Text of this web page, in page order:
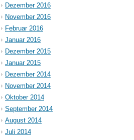
Dezember 2016
November 2016
Februar 2016
Januar 2016
Dezember 2015
Januar 2015
Dezember 2014
November 2014
Oktober 2014
September 2014
August 2014
Juli 2014